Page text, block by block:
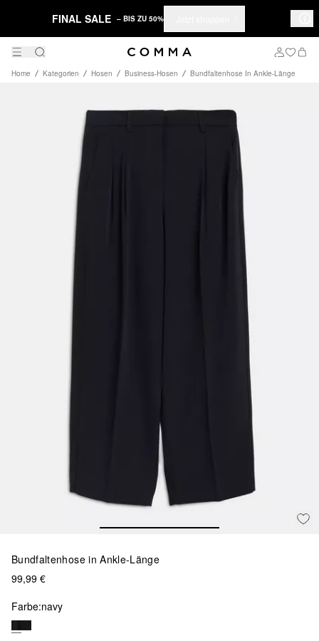
FINAL SALE – BIS ZU 50%
Home Kategorien Hosen Business-Hosen Bundfaltenhose In Ankle-Länge
Bundfaltenhose in Ankle-Länge
99,99 €
Farbe:navy